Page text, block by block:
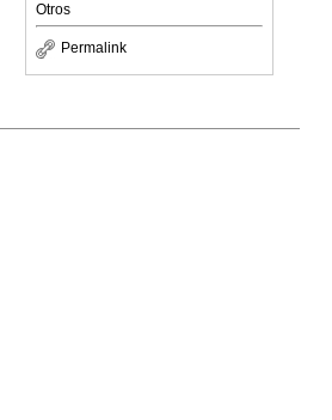
Otros
Permalink